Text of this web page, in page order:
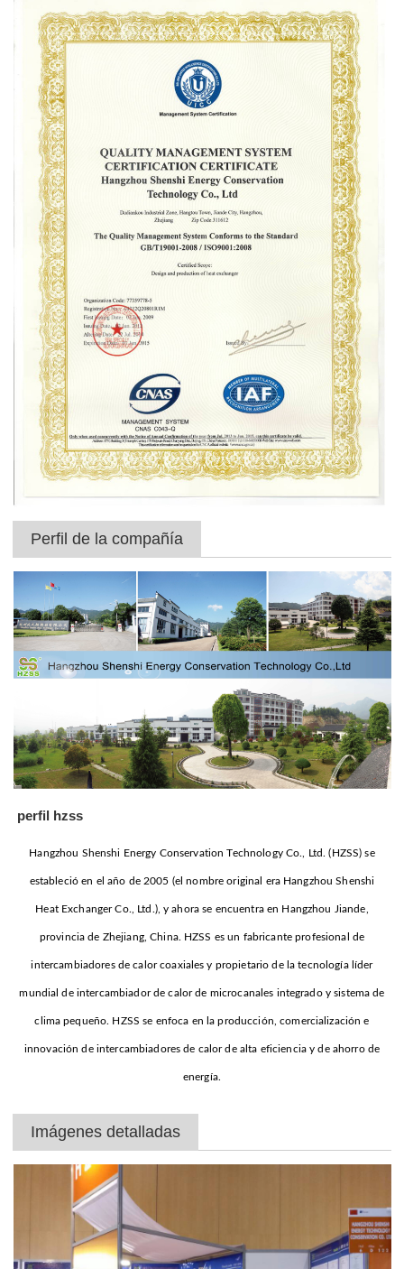
Perfil de la compañía
perfil hzss
Hangzhou Shenshi Energy Conservation Technology Co., Ltd. (HZSS) se
estableció en el año de 2005 (el nombre original era Hangzhou Shenshi
Heat Exchanger Co., Ltd.), y ahora se encuentra en Hangzhou Jiande,
provincia de Zhejiang, China. HZSS es un fabricante profesional de
intercambiadores de calor coaxiales y propietario de la tecnología líder
mundial de intercambiador de calor de microcanales integrado y sistema de
clima pequeño. HZSS se enfoca en la producción, comercialización e
innovación de intercambiadores de calor de alta eficiencia y de ahorro de
energía.
Imágenes detalladas